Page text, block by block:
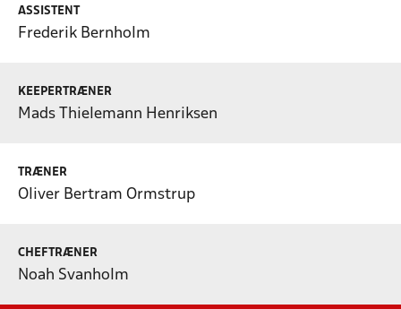
ASSISTENT
Frederik Bernholm
KEEPERTRÆNER
Mads Thielemann Henriksen
TRÆNER
Oliver Bertram Ormstrup
CHEFTRÆNER
Noah Svanholm